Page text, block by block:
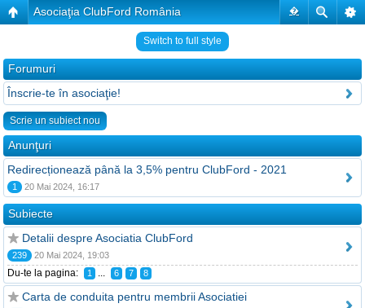
�
Asociaţia ClubFord România
Switch to full style
Forumuri
Înscrie-te în asociaţie!
Scrie un subiect nou
Anunţuri
Redirecționează până la 3,5% pentru ClubFord - 2021
1 20 Mai 2024, 16:17
Subiecte
Detalii despre Asociatia ClubFord
239 20 Mai 2024, 19:03
Du-te la pagina: 1 ... 6 7 8
Carta de conduita pentru membrii Asociatiei